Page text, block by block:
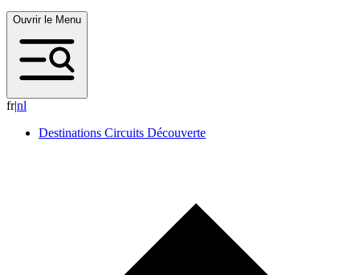
Ouvrir le Menu
fr|nl
Destinations Circuits Découverte